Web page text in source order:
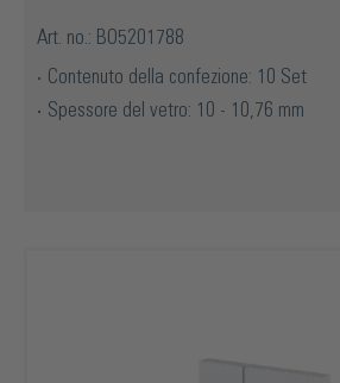
Art. no.: BO5201788
Contenuto della confezione: 10 Set
Spessore del vetro: 10 - 10,76 mm